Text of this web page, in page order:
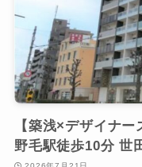
【築浅×デザイナ
野毛駅徒歩10分 世